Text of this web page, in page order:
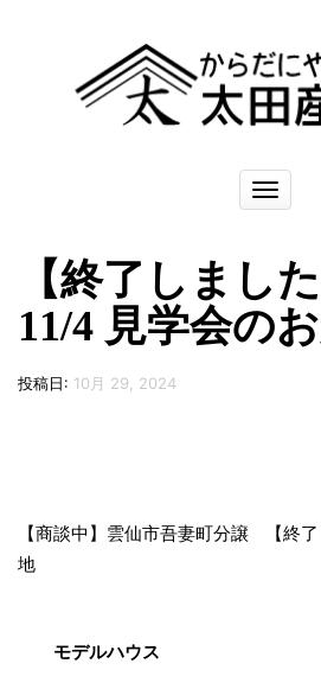
ナ
ビ
ー
シ
ョ
ン
【終了しまし
11/4 見学会の
投稿日: 10月 29, 2024
【商談中】雲仙市吾妻町分譲
地
【終
モデルハウス